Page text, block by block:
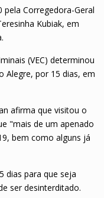
Corregedora-Geral
Kubiak, em
(VEC) determinou
Alegre, por 15 dias, em
afirma que visitou o
"mais de um apenado
bem como alguns já
dias para que seja
ser desinterditado.